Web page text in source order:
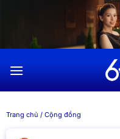
dung
Trang chủ / Cộng đồng